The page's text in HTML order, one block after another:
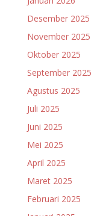
Desember 2025
November 2025
Oktober 2025
September 2025
Agustus 2025
Juli 2025
Juni 2025
Mei 2025
April 2025
Maret 2025
Februari 2025